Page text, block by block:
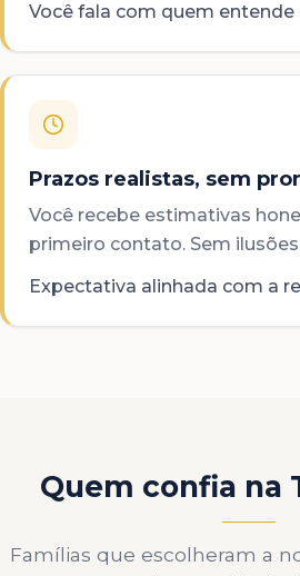
Você fala com quem entende
Prazos realistas, sem
Você recebe estimativas
primeiro contato. Sem
Expectativa alinhada com a
Quem confia na
Famílias que escolheram a